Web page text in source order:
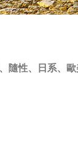
隨性、日系、